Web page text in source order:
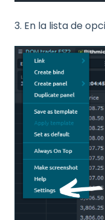
3. En la lista de